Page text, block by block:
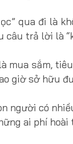
qua đi là
câu trả lời là
mua sắm,
giờ sở hữu
người có
ai phí